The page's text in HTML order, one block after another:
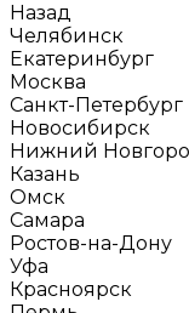
Назад
Челябинск
Екатеринбург
Москва
Санкт-Петербург
Новосибирск
Нижний
Казань
Омск
Самара
Ростов-на-Дону
Уфа
Красноярск